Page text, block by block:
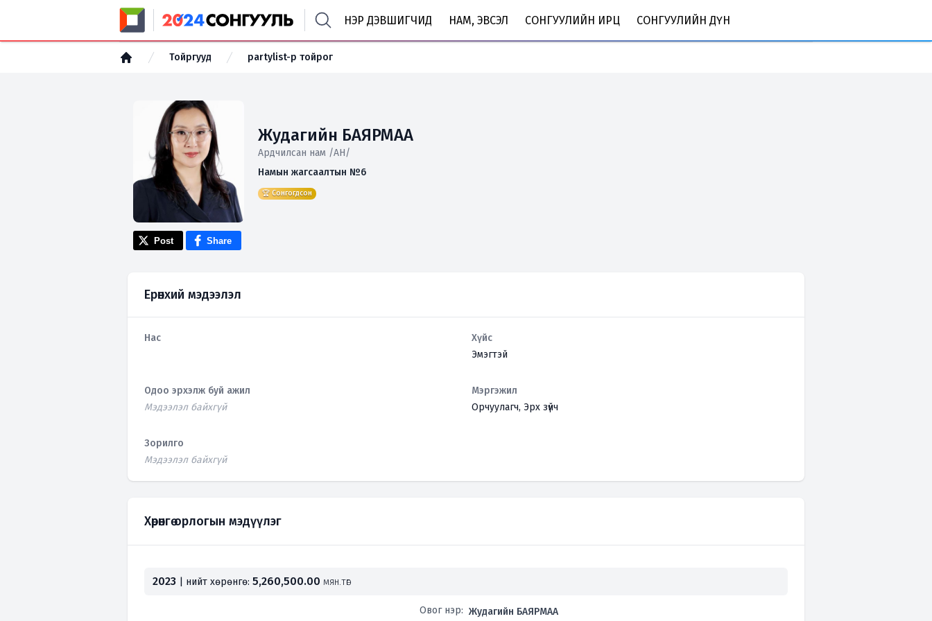
НЭР ДЭВШИГЧИД НАМ, ЭВСЭЛ СОНГУУЛИЙН ИРЦ СОНГУУЛИЙН ДҮН
Тойргууд partylist-р тойрог
Жудагийн БАЯРМАА
Ардчилсан нам /АН/
Намын жагсаалтын №6
🏆 Сонгогдсон
Post Share
Ерөнхий мэдээлэл
Нас
Хүйс
Эмэгтэй
Одоо эрхэлж буй ажил
Мэдээлэл байхгүй
Мэргэжил
Орчуулагч, Эрх зүйч
Зорилго
Мэдээлэл байхгүй
Хөрөнгө орлогын мэдүүлэг
2023 | нийт хөрөнгө: 5,260,500.00 мян.төг
Овог нэр: Жудагийн БАЯРМАА